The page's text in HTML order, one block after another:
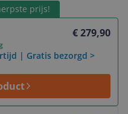
prijs!
€ 279,90
| Gratis bezorgd >